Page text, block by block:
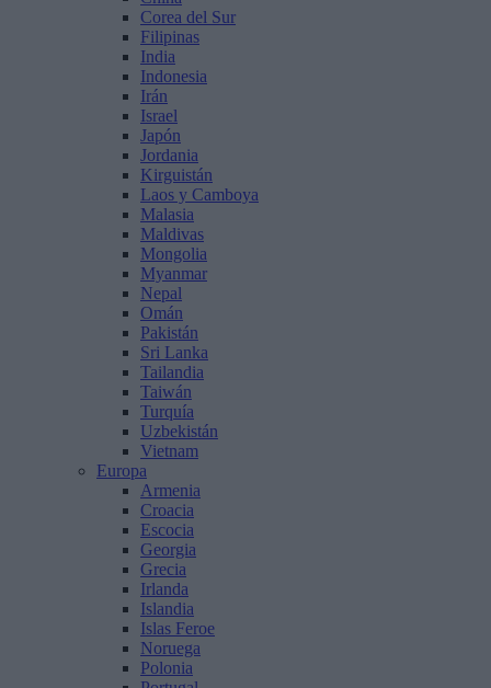
Corea del Sur
Filipinas
India
Indonesia
Irán
Israel
Japón
Jordania
Kirguistán
Laos y Camboya
Malasia
Maldivas
Mongolia
Myanmar
Nepal
Omán
Pakistán
Sri Lanka
Tailandia
Taiwán
Turquía
Uzbekistán
Vietnam
Europa
Armenia
Croacia
Escocia
Georgia
Grecia
Irlanda
Islandia
Islas Feroe
Noruega
Polonia